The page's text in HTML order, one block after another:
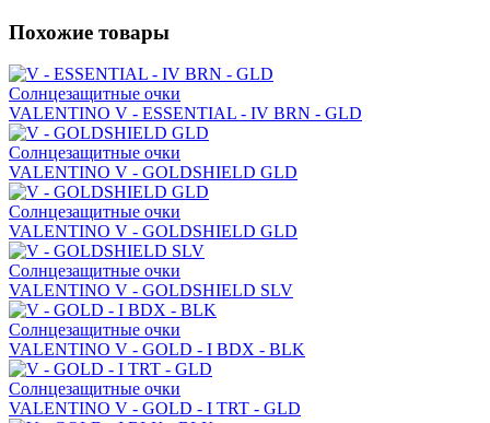
Похожие товары
Солнцезащитные очки
VALENTINO V - ESSENTIAL - IV BRN - GLD
Солнцезащитные очки
VALENTINO V - GOLDSHIELD GLD
Солнцезащитные очки
VALENTINO V - GOLDSHIELD GLD
Солнцезащитные очки
VALENTINO V - GOLDSHIELD SLV
Солнцезащитные очки
VALENTINO V - GOLD - I BDX - BLK
Солнцезащитные очки
VALENTINO V - GOLD - I TRT - GLD